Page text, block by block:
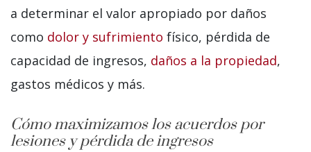
a determinar el valor apropiado por daños
como dolor y sufrimiento físico, pérdida de
capacidad de ingresos, daños a la propiedad,
gastos médicos y más.
Cómo maximizamos los acuerdos por
lesiones y pérdida de ingresos